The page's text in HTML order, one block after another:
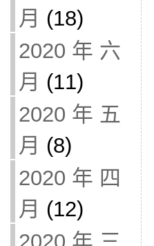
月 (18)
2020 年 六
月 (11)
2020 年 五
月 (8)
2020 年 四
月 (12)